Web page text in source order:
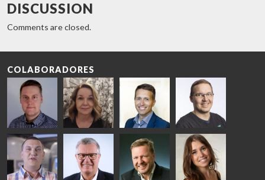
DISCUSSION
Comments are closed.
COLABORADORES
Riku Färm
HEAT
TREATMENT
SOLUTIONS
- GLASTON
Mari
Lehtinen
COMMUNICATIONS
- GLASTON
Miika
Äppelqvist
GLASS USE AND
ARCHITECTURE
- GLASTON
Antti
Aronen
GLASTON